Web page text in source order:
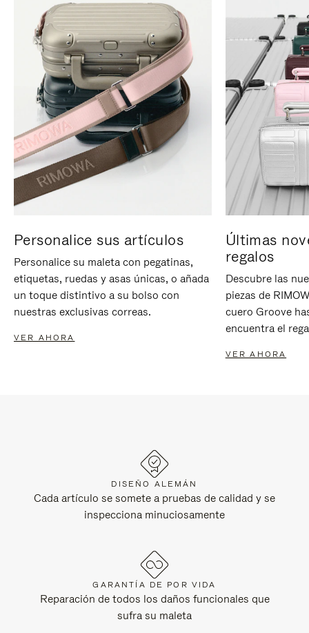
Personalice sus artículos
Personalice su maleta con pegatinas,
etiquetas, ruedas y asas únicas, o añada
un toque distintivo a su bolso con
nuestras exclusivas correas.
VER AHORA
Últimas
regalos
Descubre las
piezas de
cuero Groove
encuentra el
VER AHORA
DISEÑO ALEMÁN
Cada artículo se somete a pruebas de calidad y se
inspecciona minuciosamente
GARANTÍA DE POR VIDA
Reparación de todos los daños funcionales que
sufra su maleta